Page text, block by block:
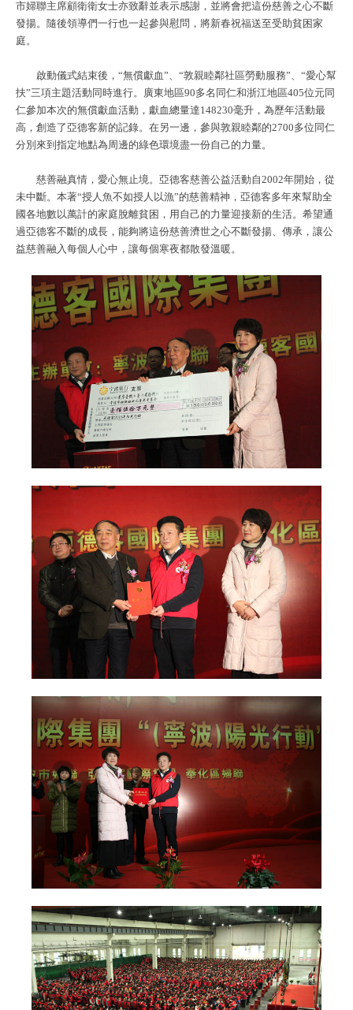
市婦聯主席顧衛衛女士亦致辭並表示感謝，並將會把這份慈善之心不斷
發揚。隨後領導們一行也一起參與慰問，將新春祝福送至受助貧困家
庭。
啟動儀式結束後，“無償獻血”、“敦親睦鄰社區勞動服務”、“愛心幫
扶”三項主題活動同時進行。廣東地區90多名同仁和浙江地區405位元同
仁參加本次的無償獻血活動，獻血總量達148230毫升，為歷年活動最
高，創造了亞德客新的記錄。在另一邊，參與敦親睦鄰的2700多位同仁
分別來到指定地點為周邊的綠色環境盡一份自己的力量。
慈善融真情，愛心無止境。亞德客慈善公益活動自2002年開始，從
未中斷。本著“授人魚不如授人以漁”的慈善精神，亞德客多年來幫助全
國各地數以萬計的家庭脫離貧困，用自己的力量迎接新的生活。希望通
過亞德客不斷的成長，能夠將這份慈善濟世之心不斷發揚、傳承，讓公
益慈善融入每個人心中，讓每個寒夜都散發溫暖。